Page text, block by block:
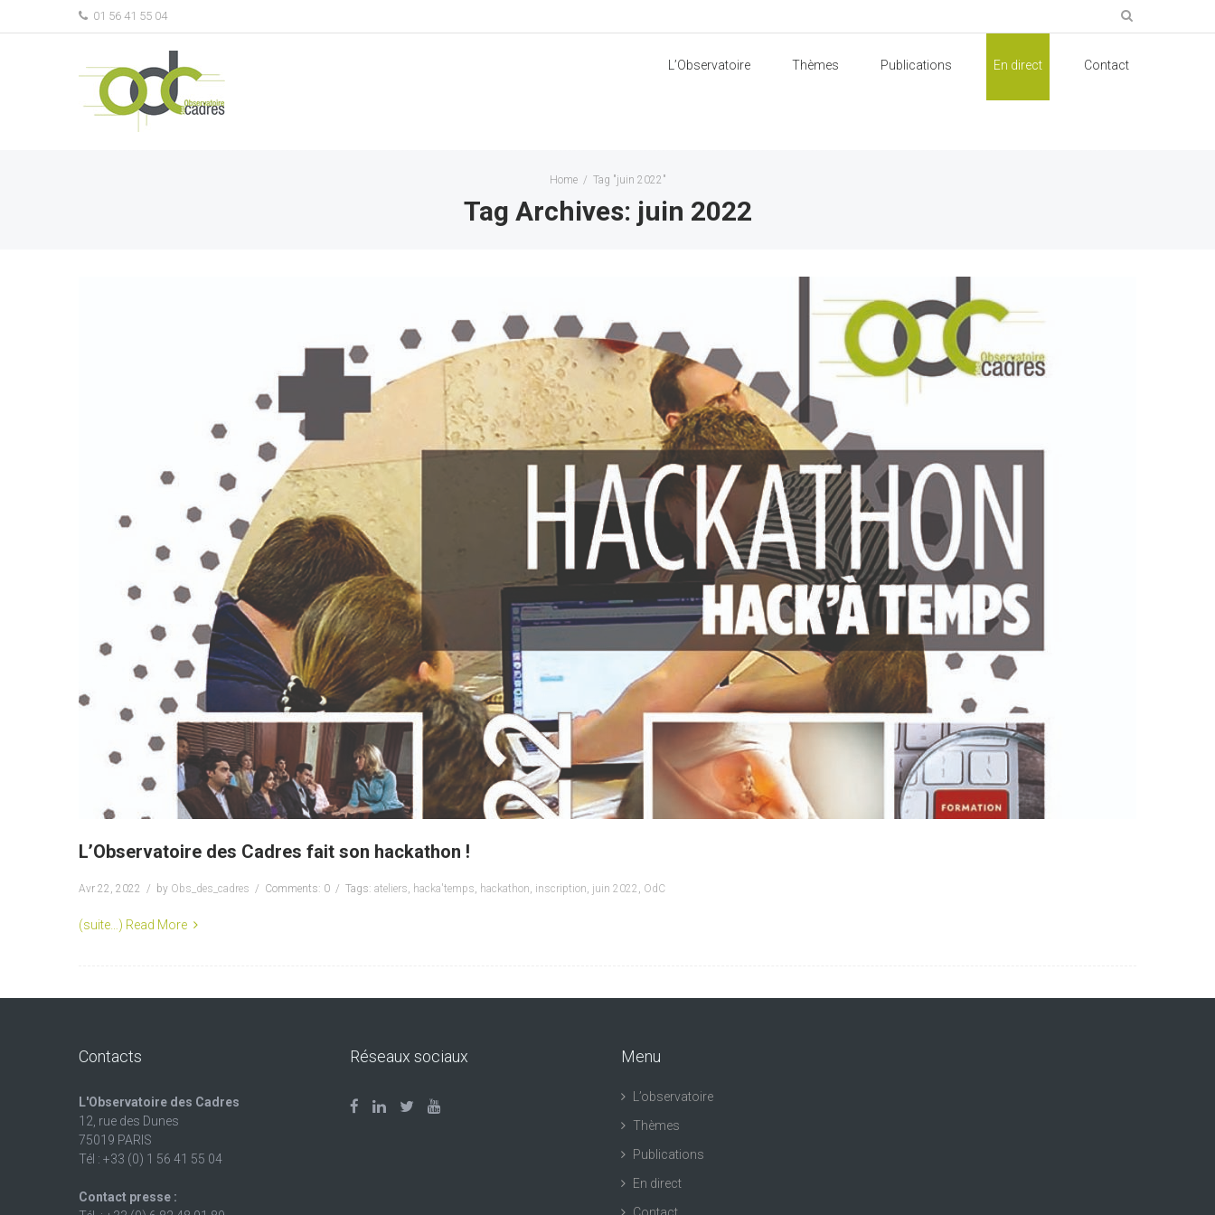
01 56 41 55 04
L’Observatoire Thèmes Publications En direct Contact
Home / Tag "juin 2022"
Tag Archives: juin 2022
L’Observatoire des Cadres fait son hackathon !
Avr 22, 2022 by Obs_des_cadres Comments: 0 Tags: ateliers, hacka'temps, hackathon, inscription, juin 2022 , OdC
(suite…) Read More
Contacts
L'Observatoire des Cadres
12, rue des Dunes
75019 PARIS
Tél : +33 (0) 1 56 41 55 04
Contact presse :
Réseaux sociaux Menu
L’observatoire
Thèmes
Publications
En direct